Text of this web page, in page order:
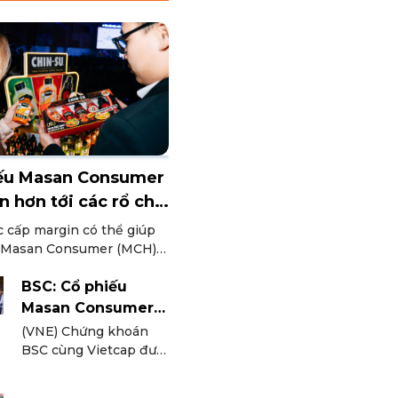
Masan Consumer
hơn tới các rổ chỉ
cấp margin có thể giúp
Consumer (MCH)
trường, đồng thời tạo
thuận lợi để cải thiện
và mở rộng tệp nhà
BSC: Cổ phiếu
Masan Consumer
tiến gần cơ hội vào
VN30
(VNE) Chứng khoán
BSC cùng Vietcap đưa